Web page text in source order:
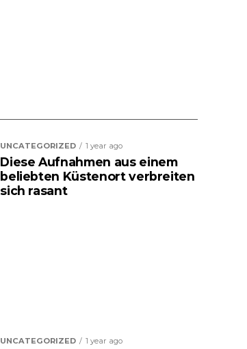
UNCATEGORIZED 1 year ago
Diese Aufnahmen aus einem
beliebten Küstenort verbreiten
sich rasant
UNCATEGORIZED 1 year ago